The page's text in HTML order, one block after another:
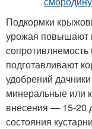
Подкормки
урожая повышают
подготавливают
удобрений
минеральные или
внесения — 15-20
состояния